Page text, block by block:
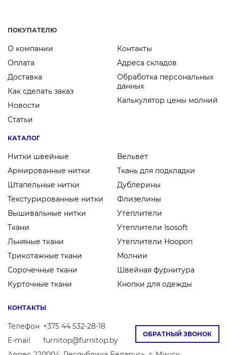
высокие скорости.
ПОКУПАТЕЛЮ
О компании
Оплата
Доставка
Как сделать заказ
Новости
Статьи
Контакты
Адреса складов
Обработка персональных
данных
Калькулятор цены молний
КАТАЛОГ
Нитки швейные
Армированные нитки
Штапельные нитки
Текстурированные нитки
Вышивальные нитки
Ткани
Льняные ткани
Трикотажные ткани
Сорочечные ткани
Курточные ткани
Вельвет
Ткань для подкладки
Дублерины
Флизелины
Утеплители
Утеплители Isosoft
Утеплители Hoopon
Молнии
Швейная фурнитура
Кнопки для одежды
ОБРАТНЫЙ ЗВОНОК
КОНТАКТЫ
Телефон +375 44 532-28-18
E-mail
furnitop@furnitop.by